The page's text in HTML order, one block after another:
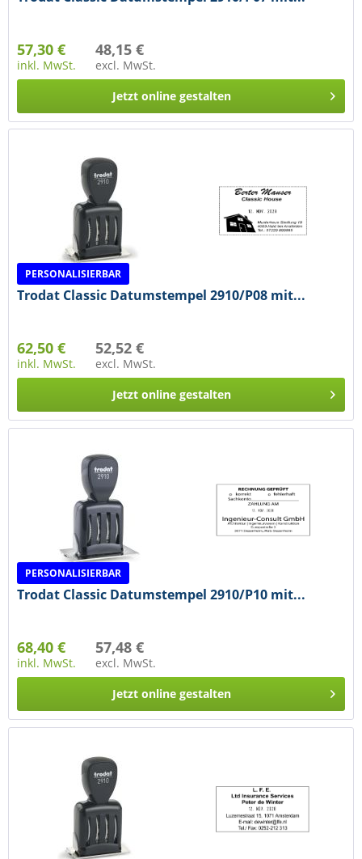
57,30 €
inkl. MwSt.
48,15 €
excl. MwSt.
Jetzt online gestalten
PERSONALISIERBAR
Trodat Classic Datumstempel 2910/P08 mit...
62,50 €
inkl. MwSt.
52,52 €
excl. MwSt.
Jetzt online gestalten
PERSONALISIERBAR
Trodat Classic Datumstempel 2910/P10 mit...
68,40 €
inkl. MwSt.
57,48 €
excl. MwSt.
Jetzt online gestalten